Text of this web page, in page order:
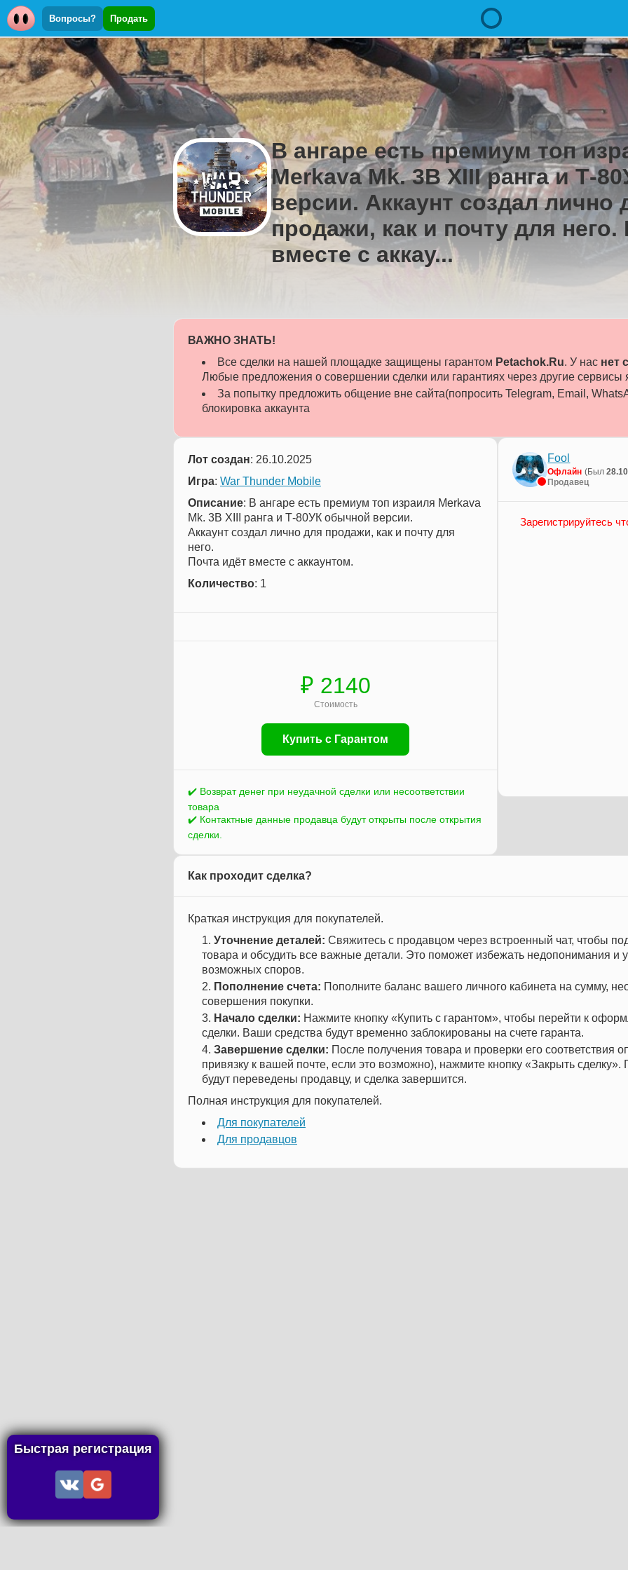
Вопросы? Продать
В ангаре есть премиум топ
Merkava Mk. 3B XIII ранга и Т-
версии. Аккаунт создал лично
продажи, как и почту для него.
вместе с аккау...
ВАЖНО ЗНАТЬ!
Все сделки на нашей площадке защищены гарантом Petachok.Ru. У нас нет
Любые предложения о совершении сделки или гарантиях через другие
За попытку предложить общение вне сайта(попросить Telegram, Email,
блокировка аккаунта
Лот создан: 26.10.2025
Игра: War Thunder Mobile
Описание: В ангаре есть премиум топ израиля Merkava
Mk. 3B XIII ранга и Т-80УК обычной версии.
Аккаунт создал лично для продажи, как и почту для
него.
Почта идёт вместе с аккаунтом.
Количество: 1
₽ 2140
Стоимость
Купить с Гарантом
✔️ Возврат денег при неудачной сделки или несоответствии
товара
✔️ Контактные данные продавца будут открыты после открытия
сделки.
Fool
Офлайн (Был
Продавец
Зарегистрируйтесь
Как проходит сделка?
Краткая инструкция для покупателей.
Уточнение деталей: Свяжитесь с продавцом через встроенный чат, чтобы
товара и обсудить все важные детали. Это поможет избежать недопонимания и
возможных споров.
Пополнение счета: Пополните баланс вашего личного кабинета на сумму,
совершения покупки.
Начало сделки: Нажмите кнопку «Купить с гарантом», чтобы перейти к
сделки. Ваши средства будут временно заблокированы на счете гаранта.
Завершение сделки: После получения товара и проверки его соответствия
привязку к вашей почте, если это возможно), нажмите кнопку «Закрыть сделку».
будут переведены продавцу, и сделка завершится.
Полная инструкция для покупателей.
Для покупателей
Для продавцов
Быстрая регистрация